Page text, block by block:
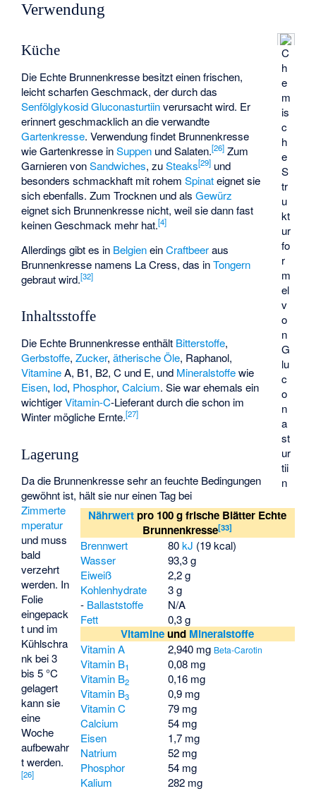
Verwendung
C
h
e
m
is
c
h
e
S
tr
u
kt
ur
fo
r
m
el
v
o
n
G
lu
c
o
n
a
st
ur
tii
n
Küche
Die Echte Brunnenkresse besitzt einen frischen,
leicht scharfen Geschmack, der durch das
Senfölglykosid Gluconasturtiinverursacht wird. Er
erinnert geschmacklich an die verwandte
Gartenkresse. Verwendung findet Brunnenkresse
wie Gartenkresse inSuppen und Salaten.[26] Zum
Garnieren vonSandwiches, zuSteaks[29] und
besonders schmackhaft mit rohemSpinateignet sie
sich ebenfalls. Zum Trocknen und alsGewürz
eignet sich Brunnenkresse nicht, weil sie dann fast
keinen Geschmack mehr hat.[4]
Allerdings gibt es in BelgieneinCraftbeeraus
Brunnenkresse namens La Cress, das inTongern
gebraut wird.[32]
Inhaltsstoffe
Nährwertpro 100 g frische Blätter Echte
Brunnenkresse[33]
Brennwert 80kJ (19 kcal)
Wasser
93,3 g
Eiweiß
2,2 g
Kohlenhydrate
3 g
- Ballaststoffe
N/A
Fett
0,3 g
Vitamineund Mineralstoffe
Vitamin A 2,940 mg Beta-Carotin
Vitamin B1
0,08 mg
Vitamin B2
0,16 mg
Vitamin B3
0,9 mg
Vitamin C
79 mg
Calcium
54 mg
Eisen
1,7 mg
Natrium
52 mg
Phosphor
54 mg
Kalium
282 mg
Die Echte Brunnenkresse enthält Bitterstoffe,
Gerbstoffe,Zucker,ätherische Öle, Raphanol,
VitamineA, B1, B2, C und E, und Mineralstoffewie
Eisen, Iod, Phosphor,Calcium. Sie war ehemals ein
wichtigerVitamin-C-Lieferant durch die schon im
Winter mögliche Ernte.[27]
Lagerung
Da die Brunnenkresse sehr an feuchte Bedingungen
gewöhnt ist, hält sie nur einen Tag bei
Zimmerte
mperatur
und muss
bald
verzehrt
werden. In
Folie
eingepack
t und im
Kühlschra
nk bei 3
bis 5 °C
gelagert
kann sie
eine
Woche
aufbewahr
t werden.
[26]